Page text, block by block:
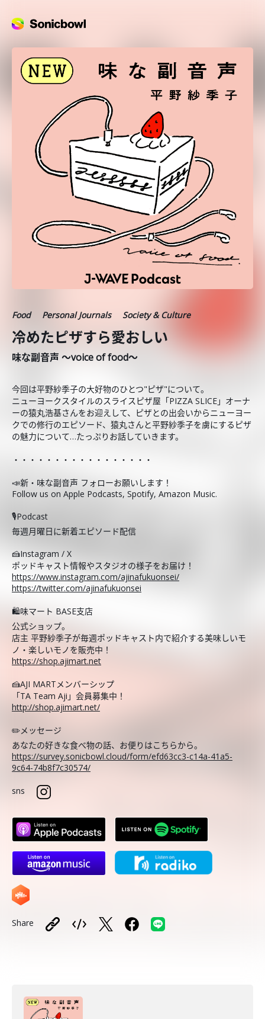
Food Personal Journals Society & Culture
冷めたピザすら愛おしい
味な副音声 ～voice of food～
今回は平野紗季子の大好物のひとつ"ピザ"について。
ニューヨークスタイルのスライスピザ屋「PIZZA SLICE」オーナ
ーの猿丸浩基さんをお迎えして、ピザとの出会いからニューヨー
クでの修行のエピソード、猿丸さんと平野紗季子を虜にするピザ
の魅力について…たっぷりお話していきます。
・・・・・・・・・・・・・・・・・
📣新・味な副音声 フォローお願いします！
Follow us on Apple Podcasts, Spotify, Amazon Music.
🎙️Podcast
毎週月曜日に新着エピソード配信
🍰Instagram / X
ポッドキャスト情報やスタジオの様子をお届け！
https://www.instagram.com/ajinafukuonsei/
https://twitter.com/ajinafukuonsei
🛍️味マート BASE支店
公式ショップ。
店主 平野紗季子が毎週ポッドキャスト内で紹介する美味しいモ
ノ・楽しいモノを販売中！
https://shop.ajimart.net
🍰AJI MARTメンバーシップ
「TA Team Aji」会員募集中！
http://shop.ajimart.net/
✏️メッセージ
あなたの好きな食べ物の話、お便りはこちらから。
https://survey.sonicbowl.cloud/form/efd63cc3-c14a-41a5-
9c64-74b8f7c30574/
sns
Share